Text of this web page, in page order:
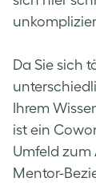
Da Sie sich
Ihrem
ist ein
Umfeld
Mentor-